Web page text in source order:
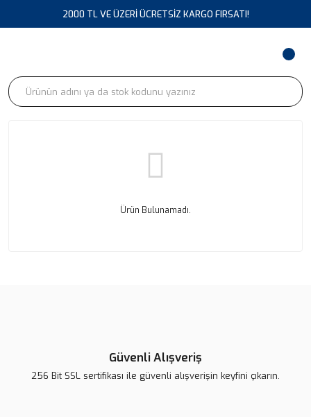
2000 TL VE ÜZERİ ÜCRETSİZ KARGO FIRSATI!
Ürün Bulunamadı.
Güvenli Alışveriş
256 Bit SSL sertifikası ile güvenli alışverişin keyfini çıkarın.